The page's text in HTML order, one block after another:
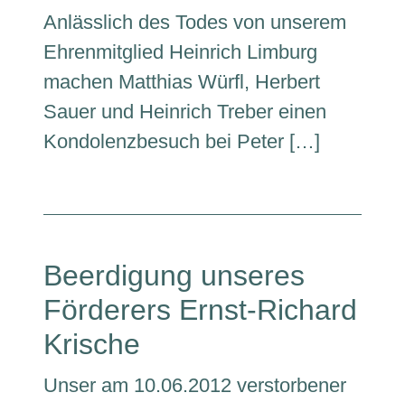
Anlässlich des Todes von unserem
Ehrenmitglied Heinrich Limburg
machen Matthias Würfl, Herbert
Sauer und Heinrich Treber einen
Kondolenzbesuch bei Peter […]
Beerdigung unseres
Förderers Ernst-Richard
Krische
Unser am 10.06.2012 verstorbener